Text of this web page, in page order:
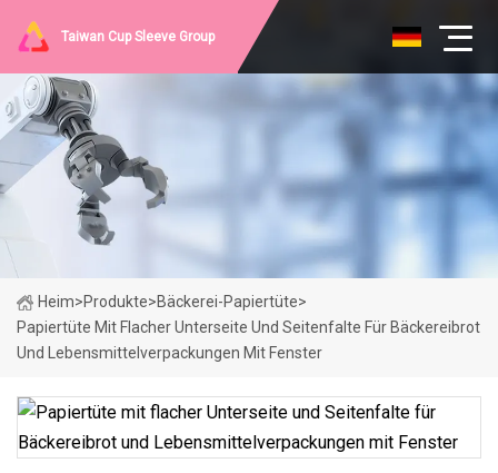
Taiwan Cup Sleeve Group
Heim>Produkte>Bäckerei-Papiertüte>
Papiertüte Mit Flacher Unterseite Und Seitenfalte Für Bäckereibrot
Und Lebensmittelverpackungen Mit Fenster